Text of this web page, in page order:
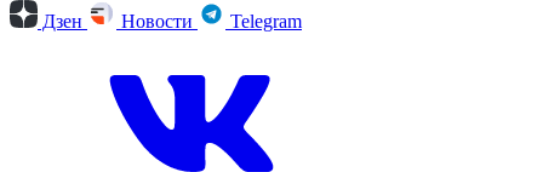
Дзен Новости Telegram